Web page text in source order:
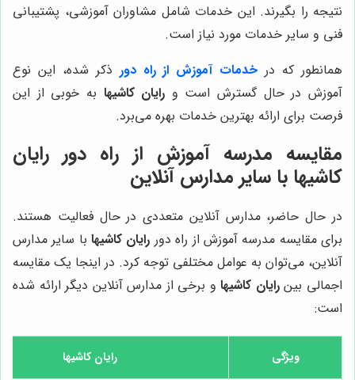
نتیجه را بگیرند. این خدمات شامل مشاوران آموزشی، پشتیبانی
فنی و سایر خدمات مورد نیاز است.
همانطور که در خدمات آموزش از راه دور ذکر شده، این نوع
آموزش در حال گسترش است و رایان کاشیها به خوبی از این
فرصت برای ارائه بهترین خدمات بهره می‌برد.
مقایسه مدرسه آموزش از راه دور رایان
کاشیها با سایر مدارس آنلاین
در حال حاضر، مدارس آنلاین متعددی در حال فعالیت هستند.
برای مقایسه مدرسه آموزش از راه دور رایان کاشیهابا سایر مدارس
آنلاین، می‌توان به عوامل مختلفی توجه کرد. در اینجا یک مقایسه
اجمالی بینرایان کاشیهاو برخی از مدارس آنلاین دیگر ارائه شده
است:
ویژگی رایان کاشیها